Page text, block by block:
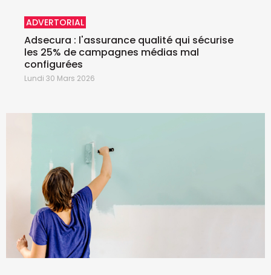
ADVERTORIAL
Adsecura : l'assurance qualité qui sécurise
les 25% de campagnes médias mal
configurées
Lundi 30 Mars 2026